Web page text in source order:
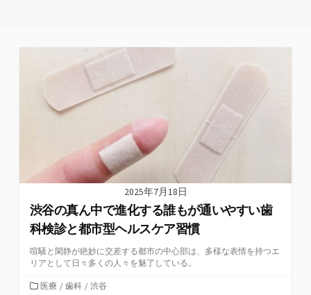
2025年7月18日
渋谷の真ん中で進化する誰もが通いやすい歯
科検診と都市型ヘルスケア習慣
喧騒と閑静が絶妙に交差する都市の中心部は、多様な表情を持つエ
リアとして日々多くの人々を魅了している。
カ医療 / 歯科 / 渋谷